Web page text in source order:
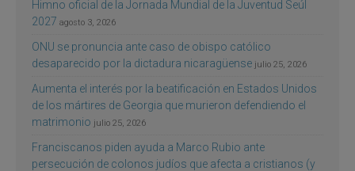
Himno oficial de la Jornada Mundial de la Juventud Seúl
2027 agosto 3, 2026
ONU se pronuncia ante caso de obispo católico
desaparecido por la dictadura nicaragüense julio 25, 2026
Aumenta el interés por la beatificación en Estados Unidos
de los mártires de Georgia que murieron defendiendo el
matrimonio julio 25, 2026
Franciscanos piden ayuda a Marco Rubio ante
persecución de colonos judíos que afecta a cristianos (y